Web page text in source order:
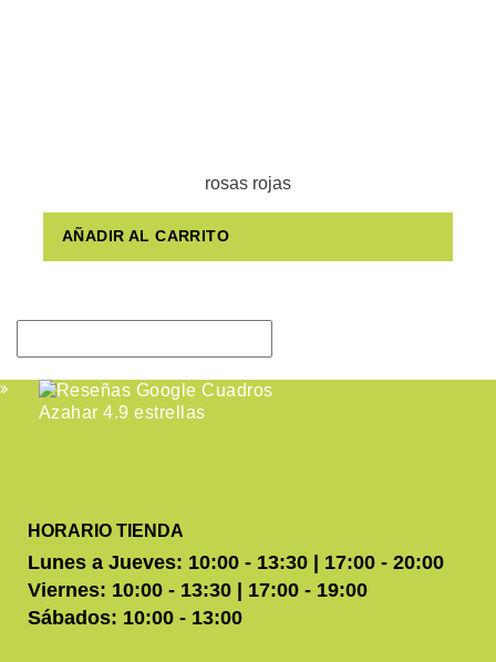
rosas rojas
AÑADIR AL CARRITO
HORARIO TIENDA
Lunes a Jueves: 10:00 - 13:30 | 17:00 - 20:00
Viernes: 10:00 - 13:30 | 17:00 - 19:00
Sábados: 10:00 - 13:00